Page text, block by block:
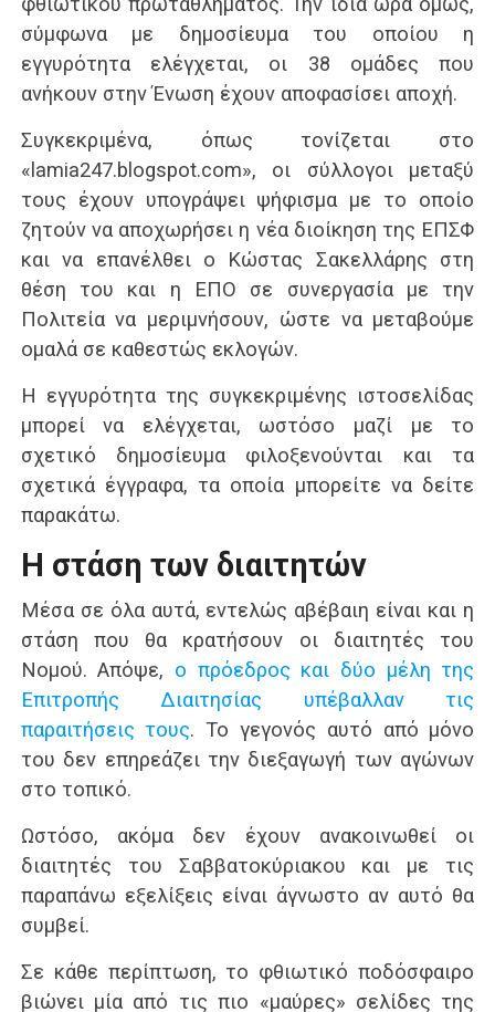
σύμφωνα με δημοσίευμα του οποίου η
εγγυρότητα ελέγχεται, οι 38 ομάδες που
ανήκουν στην Ένωση έχουν αποφασίσει αποχή.
Συγκεκριμένα, όπως τονίζεται στο
«lamia247.blogspot.com», οι σύλλογοι μεταξύ
τους έχουν υπογράψει ψήφισμα με το οποίο
ζητούν να αποχωρήσει η νέα διοίκηση της ΕΠΣΦ
και να επανέλθει ο Κώστας Σακελλάρης στη
θέση του και η ΕΠΟ σε συνεργασία με την
Πολιτεία να μεριμνήσουν, ώστε να μεταβούμε
ομαλά σε καθεστώς εκλογών.
Η εγγυρότητα της συγκεκριμένης ιστοσελίδας
μπορεί να ελέγχεται, ωστόσο μαζί με το
σχετικό δημοσίευμα φιλοξενούνται και τα
σχετικά έγγραφα, τα οποία μπορείτε να δείτε
παρακάτω.
Η στάση των διαιτητών
Μέσα σε όλα αυτά, εντελώς αβέβαιη είναι και η
στάση που θα κρατήσουν οι διαιτητές του
Νομού. Απόψε, ο πρόεδρος και δύο μέλη της
Επιτροπής Διαιτησίας υπέβαλλαν τις
παραιτήσεις τους. Το γεγονός αυτό από μόνο
του δεν επηρεάζει την διεξαγωγή των αγώνων
στο τοπικό.
Ωστόσο, ακόμα δεν έχουν ανακοινωθεί οι
διαιτητές του Σαββατοκύριακου και με τις
παραπάνω εξελίξεις είναι άγνωστο αν αυτό θα
συμβεί.
Σε κάθε περίπτωση, το φθιωτικό ποδόσφαιρο
βιώνει μία από τις πιο «μαύρες» σελίδες της